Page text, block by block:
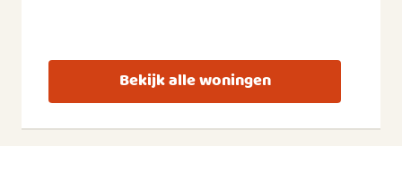
Bekijk alle woningen